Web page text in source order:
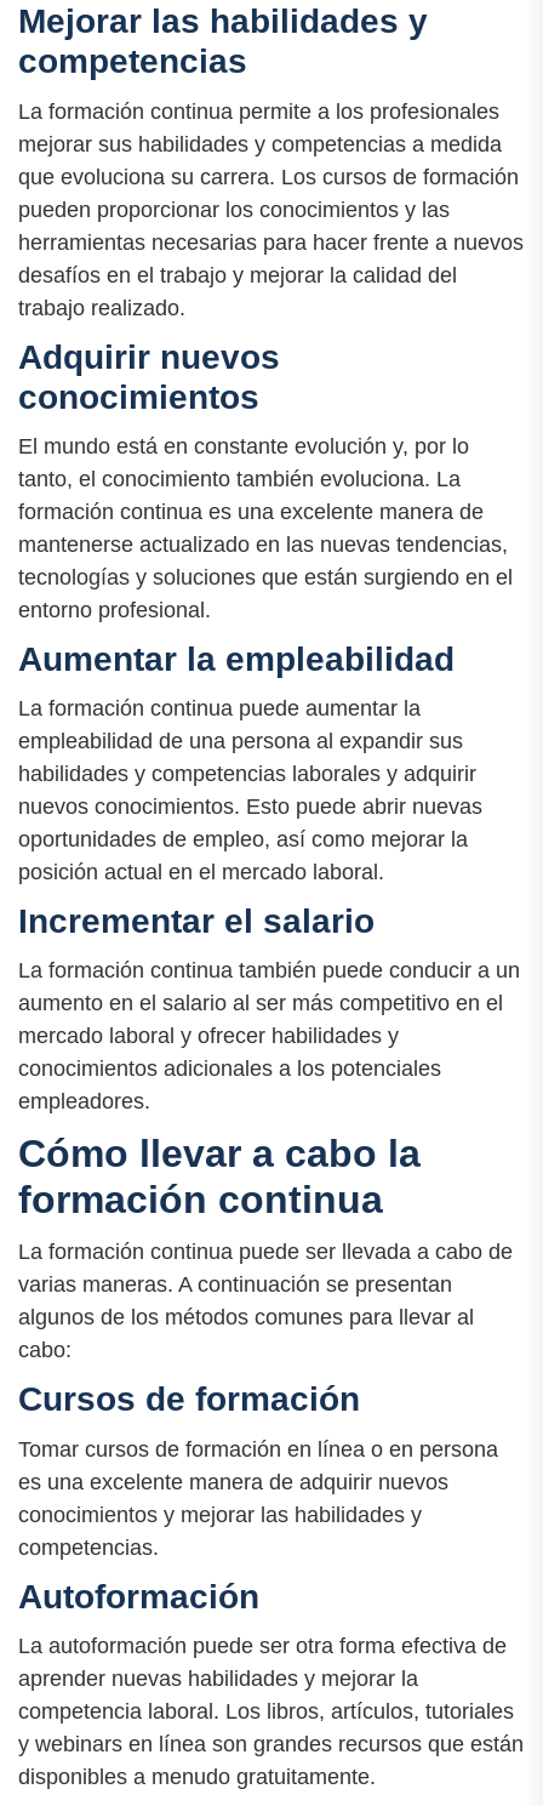
Mejorar las habilidades y
competencias
La formación continua permite a los profesionales
mejorar sus habilidades y competencias a medida
que evoluciona su carrera. Los cursos de formación
pueden proporcionar los conocimientos y las
herramientas necesarias para hacer frente a nuevos
desafíos en el trabajo y mejorar la calidad del
trabajo realizado.
Adquirir nuevos
conocimientos
El mundo está en constante evolución y, por lo
tanto, el conocimiento también evoluciona. La
formación continua es una excelente manera de
mantenerse actualizado en las nuevas tendencias,
tecnologías y soluciones que están surgiendo en el
entorno profesional.
Aumentar la empleabilidad
La formación continua puede aumentar la
empleabilidad de una persona al expandir sus
habilidades y competencias laborales y adquirir
nuevos conocimientos. Esto puede abrir nuevas
oportunidades de empleo, así como mejorar la
posición actual en el mercado laboral.
Incrementar el salario
La formación continua también puede conducir a un
aumento en el salario al ser más competitivo en el
mercado laboral y ofrecer habilidades y
conocimientos adicionales a los potenciales
empleadores.
Cómo llevar a cabo la
formación continua
La formación continua puede ser llevada a cabo de
varias maneras. A continuación se presentan
algunos de los métodos comunes para llevar al
cabo:
Cursos de formación
Tomar cursos de formación en línea o en persona
es una excelente manera de adquirir nuevos
conocimientos y mejorar las habilidades y
competencias.
Autoformación
La autoformación puede ser otra forma efectiva de
aprender nuevas habilidades y mejorar la
competencia laboral. Los libros, artículos, tutoriales
y webinars en línea son grandes recursos que están
disponibles a menudo gratuitamente.